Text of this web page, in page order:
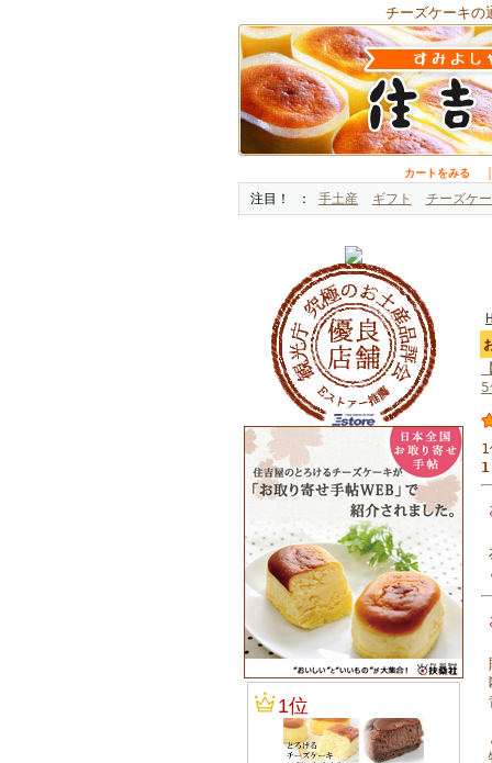
チーズケーキの
カートをみる
注目！
手土産 ギフト チーズケ
1